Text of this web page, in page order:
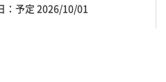
：予定 2026/10/01